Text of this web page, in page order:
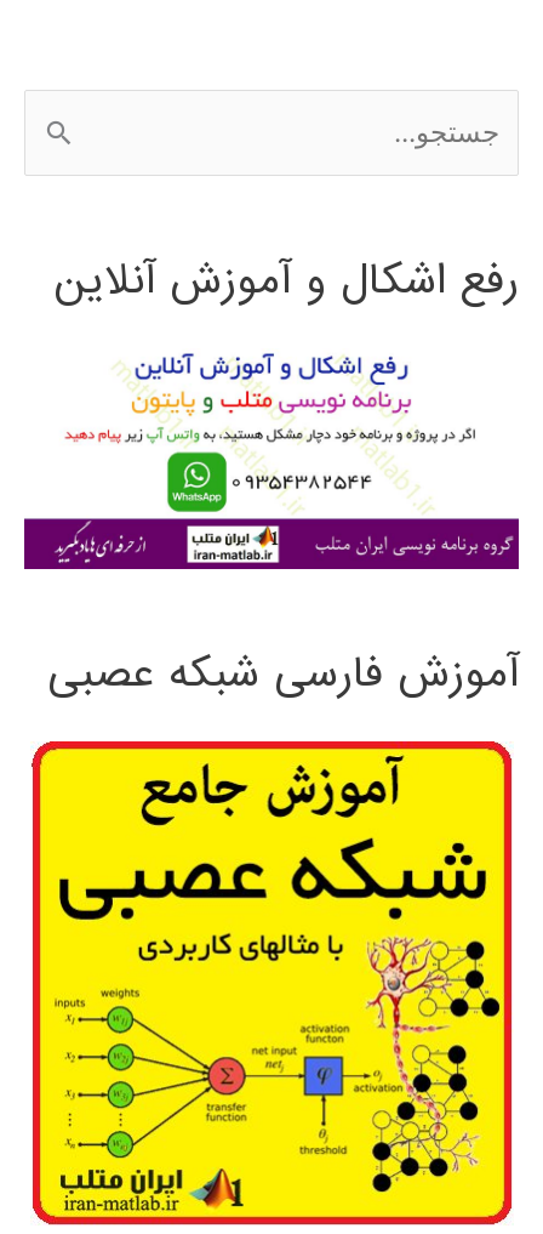
س
ج
ی
رفع اشکال و آموزش آنلاین
آموزش فارسی شبکه عصبی